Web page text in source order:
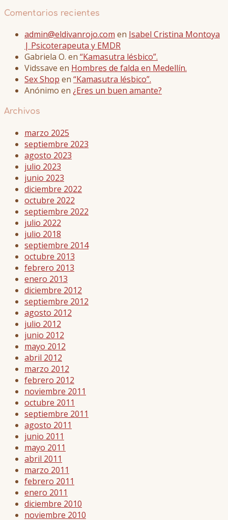
Comentarios recientes
admin@eldivanrojo.com en Isabel Cristina Montoya
| Psicoterapeuta y EMDR
Gabriela O. en “Kamasutra lésbico”.
Vidssave en Hombres de falda en Medellín.
Sex Shop en “Kamasutra lésbico”.
Anónimo en ¿Eres un buen amante?
Archivos
marzo 2025
septiembre 2023
agosto 2023
julio 2023
junio 2023
diciembre 2022
octubre 2022
septiembre 2022
julio 2022
julio 2018
septiembre 2014
octubre 2013
febrero 2013
enero 2013
diciembre 2012
septiembre 2012
agosto 2012
julio 2012
junio 2012
mayo 2012
abril 2012
marzo 2012
febrero 2012
noviembre 2011
octubre 2011
septiembre 2011
agosto 2011
junio 2011
mayo 2011
abril 2011
marzo 2011
febrero 2011
enero 2011
diciembre 2010
noviembre 2010